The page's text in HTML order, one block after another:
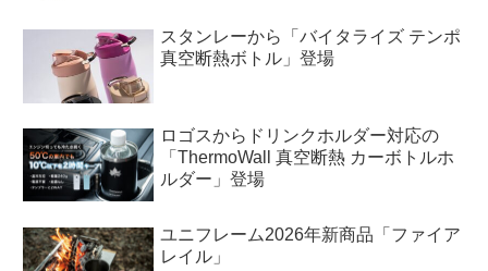
スタンレーから「バイタライズ テンポ
真空断熱ボトル」登場
ロゴスからドリンクホルダー対応の
「ThermoWall 真空断熱 カーボトルホ
ルダー」登場
ユニフレーム2026年新商品「ファイア
レイル」